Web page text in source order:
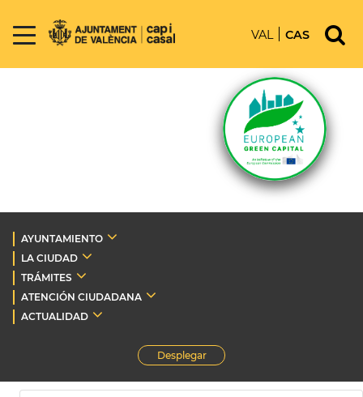
VAL CAS
AYUNTAMIENTO
LA CIUDAD
TRÁMITES
ATENCIÓN CIUDADANA
ACTUALIDAD
Desplegar